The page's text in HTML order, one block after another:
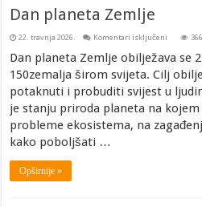
Dan planeta Zemlje
22. travnja 2026. Komentari isključeni
planeta
Zemlje
366
Dan planeta Zemlje obilježava se
150zemalja širom svijeta. Cilj
potaknuti i probuditi svijest u
je stanju priroda planeta na
probleme ekosistema, na
kako poboljšati …
Opširnije »